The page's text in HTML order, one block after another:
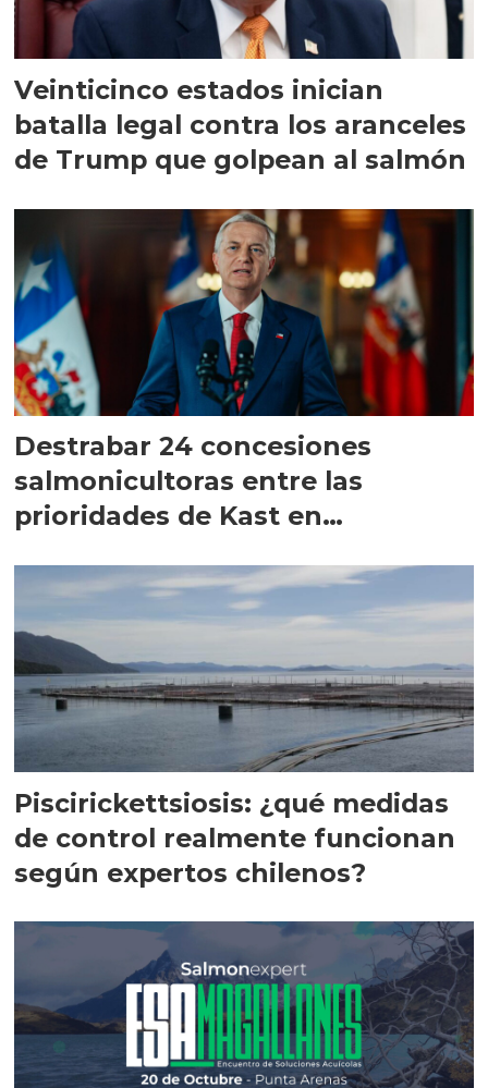
Veinticinco estados inician
batalla legal contra los aranceles
de Trump que golpean al salmón
Destrabar 24 concesiones
salmonicultoras entre las
prioridades de Kast en
Piscirickettsiosis: ¿qué medidas
de control realmente funcionan
según expertos chilenos?